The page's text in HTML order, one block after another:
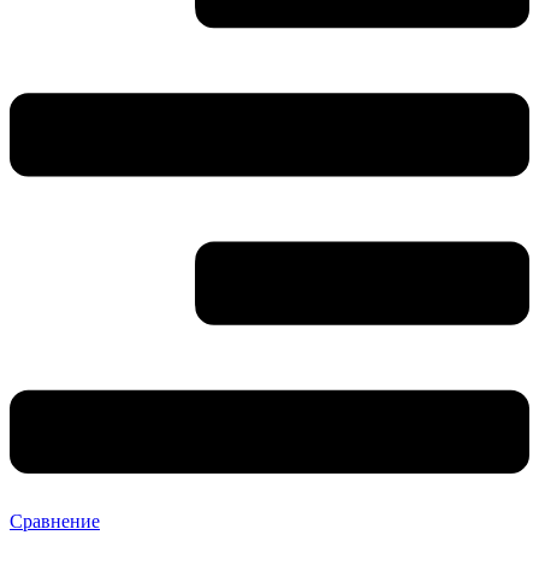
Сравнение